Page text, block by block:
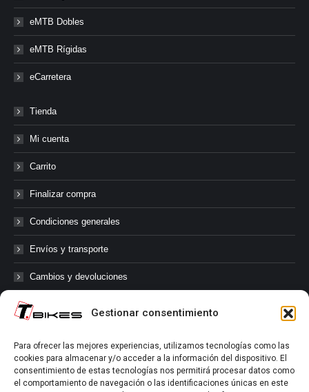
Gestionar consentimiento
Para ofrecer las mejores experiencias, utilizamos tecnologías como las
cookies para almacenar y/o acceder a la información del dispositivo. El
consentimiento de estas tecnologías nos permitirá procesar datos como
el comportamiento de navegación o las identificaciones únicas en este
eMTB Dobles
eMTB Rígidas
eCarretera
Tienda
Mi cuenta
Carrito
Finalizar compra
Condiciones generales
Envíos y transporte
Cambios y devoluciones
@tbikes.cat #tbikes
Síguenos en las redes sociales de Tbikes, mantente informado de
nuestras novedades, productos, salidas en grupo, ofertas, sorteos ...